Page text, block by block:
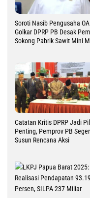
Soroti Nasib Pengusaha
Golkar DPRP PB Desak
Sokong Pabrik Sawit Mini
Catatan Kritis DPRP Jadi
Penting, Pemprov PB
Susun Rencana Aksi